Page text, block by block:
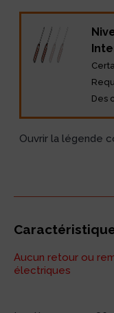
Des
Ouvrir la légende
Aucun retour ou
électriques